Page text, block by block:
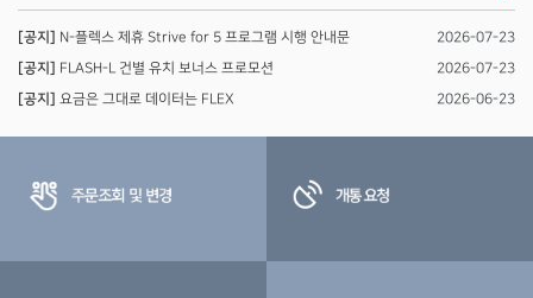
[공지] N-플렉스 제휴 Strive for 5 프로그램 시행 안내문
2026-07-23
[공지]
FLASH-L 건별 유치 보너스 프로모션
2026-07-23
[공지]
요금은 그대로 데이터는 FLEX 2026-06-23